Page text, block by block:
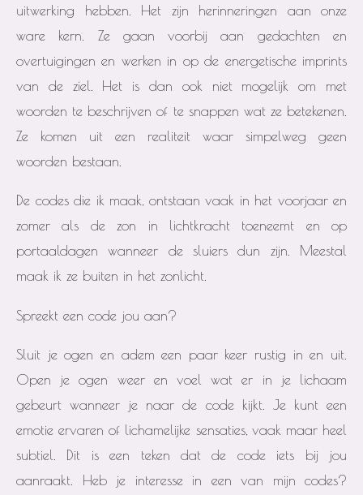
uitwerking hebben. Het zijn herinneringen aan onze
ware kern. Ze gaan voorbij aan gedachten en
overtuigingen en werken in op de energetische imprints
van de ziel. Het is dan ook niet mogelijk om met
woorden te beschrijven of te snappen wat ze betekenen.
Ze komen uit een realiteit waar simpelweg geen
woorden bestaan.
De codes die ik maak, ontstaan vaak in het voorjaar en
zomer als de zon in lichtkracht toeneemt en op
portaaldagen wanneer de sluiers dun zijn. Meestal
maak ik ze buiten in het zonlicht.
Spreekt een code jou aan?
Sluit je ogen en adem een paar keer rustig in en uit.
Open je ogen weer en voel wat er in je lichaam
gebeurt wanneer je naar de code kijkt. Je kunt een
emotie ervaren of lichamelijke sensaties, vaak maar heel
subtiel. Dit is een teken dat de code iets bij jou
aanraakt. Heb je interesse in een van mijn codes?